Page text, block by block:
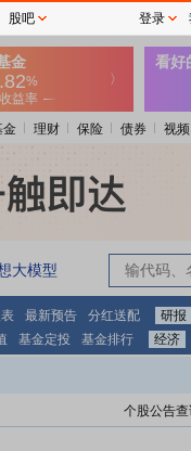
金 理财 保险 债券 视频
大模型
最新预告 分红送配 研报
基金定投 基金排行 经济
个股公告查
股吧 登录